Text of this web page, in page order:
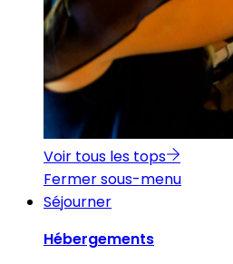
Voir tous les tops
Fermer sous-menu
Séjourner
Hébergements